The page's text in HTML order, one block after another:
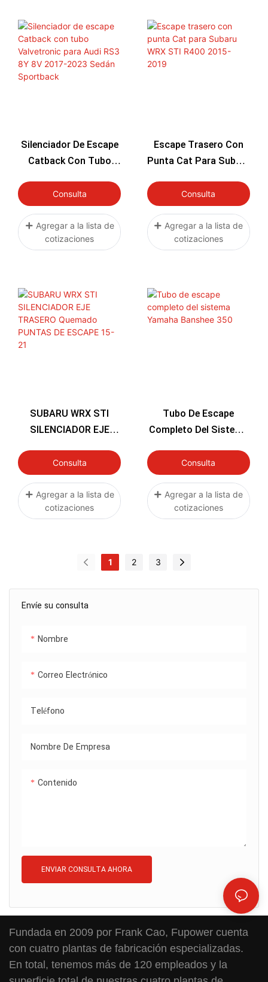
Envíe su consulta
Nombre
Correo Electrónico
Teléfono
Nombre De Empresa
Contenido
ENVIAR CONSULTA AHORA
Silenciador De Escape
Catback Con Tubo
RS3 8Y 8V 2017-2023
Sedán Sportback
Consulta
Agregar a la lista de
cotizaciones
Escape Trasero Con
Punta Cat Para Subaru
2019
Consulta
Agregar a la lista de
cotizaciones
SUBARU WRX STI
SILENCIADOR EJE
PUNTAS DE ESCAPE
15-21
Consulta
Agregar a la lista de
cotizaciones
Tubo De Escape
Completo Del Sistema
Consulta
Agregar a la lista de
cotizaciones
1 2 3
Fundada en 2009 por Frank Cao, Fupower cuenta
con cuatro plantas de fabricación especializadas.
En total, tenemos más de 120 empleados y la